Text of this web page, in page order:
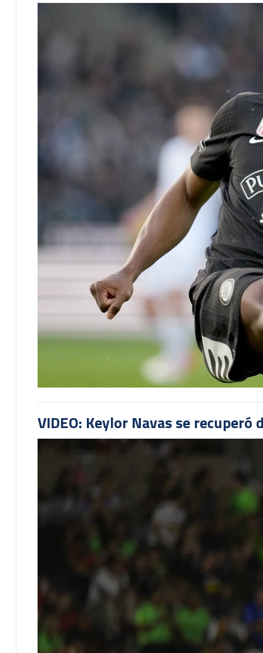
VIDEO: Keylor Navas se